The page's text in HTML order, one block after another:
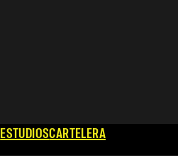
ESTUDIOSCARTELERA